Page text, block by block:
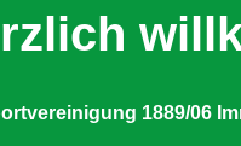
1889/06